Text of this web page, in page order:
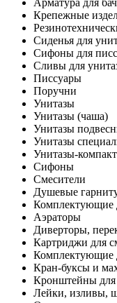
Арматура для
Крепежные
Сиденья для
Сифоны для
Сливы для
Писсуары
Поручни
Унитазы
Унитазы (чаша)
Унитазы
Унитазы
Унитазы-
Сифоны
Смесители
Душевые
Комплектующие
Аэраторы
Диверторы,
Картриджи для
Комплектующие
Кран-буксы и
Кронштейны
Лейки, изливы,